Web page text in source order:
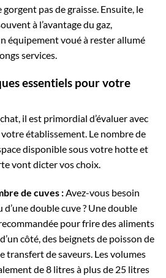
pas de graisse. Ensuite, le
à l’avantage du gaz,
équipement voué à rester allumé
services.
essentiels pour votre
il est primordial d’évaluer avec
établissement. Le nombre de
disponible sous votre hotte et
vont dicter vos choix.
de cuves :Avez-vous besoin
d’une double cuve ? Une double
pour frire des aliments
côté, des beignets de poisson de
transfert de saveurs. Les volumes
de 8 litres à plus de 25 litres